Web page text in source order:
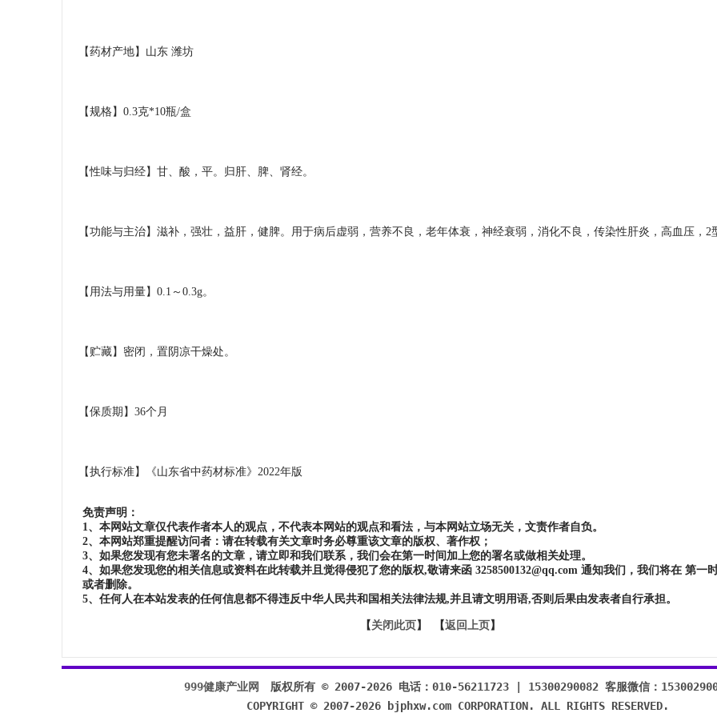
【药材产地】山东 潍坊
【规格】0.3克*10瓶/盒
【性味与归经】甘、酸，平。归肝、脾、肾经。
【功能与主治】滋补，强壮，益肝，健脾。用于病后虚弱，营养不良，老年体衰，神经衰弱，消化不良，传染性肝炎，高血压，2
【用法与用量】0.1～0.3g。
【贮藏】密闭，置阴凉干燥处。
【保质期】36个月
【执行标准】《山东省中药材标准》2022年版
免责声明：
1、本网站文章仅代表作者本人的观点，不代表本网站的观点和看法，与本网站立场无关，文责作者自负。
2、本网站郑重提醒访问者：请在转载有关文章时务必尊重该文章的版权、著作权；
3、如果您发现有您未署名的文章，请立即和我们联系，我们会在第一时间加上您的署名或做相关处理。
4、如果您发现您的相关信息或资料在此转载并且觉得侵犯了您的版权,敬请来函 3258500132@qq.com 通知我们，我们将在 第一
或者删除。
5、任何人在本站发表的任何信息都不得违反中华人民共和国相关法律法规,并且请文明用语,否则后果由发表者自行承担。
【 关闭此页】 【返回上页】
999健康产业网
版权所有 © 2007-2026 电话：010-56211723 | 15300290082 客服微信：
COPYRIGHT © 2007-2026 bjphxw.com CORPORATION. ALL RIGHTS RESERVED.